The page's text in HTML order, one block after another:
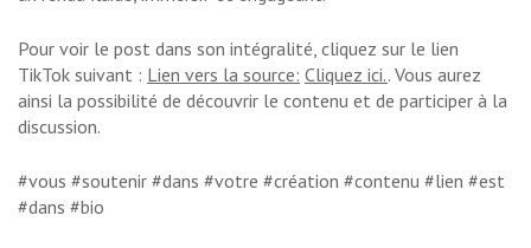
Pour voir le post dans son intégralité, cliquez sur le lien
TikTok suivant : Lien vers la source: Cliquez ici.. Vous aurez
ainsi la possibilité de découvrir le contenu et de participer à la
discussion.
#vous #soutenir #dans #votre #création #contenu #lien #est
#dans #bio